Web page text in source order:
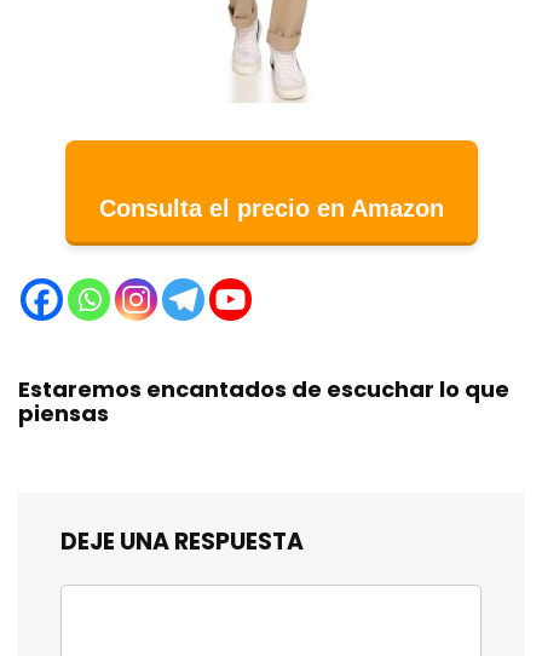
Consulta el precio en Amazon
Estaremos encantados de escuchar lo que
piensas
DEJE UNA RESPUESTA